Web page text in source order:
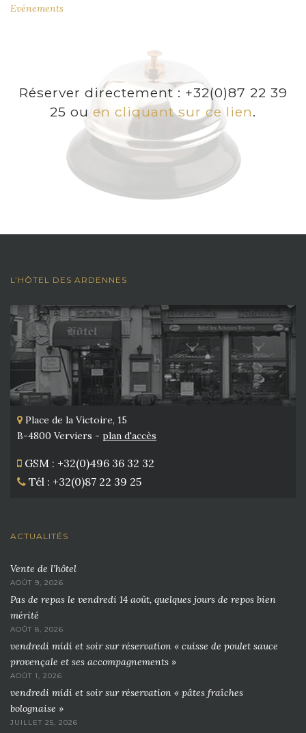
Evénements
Réserver directement : +32(0)87 22 39
25 ou en cliquant sur ce lien.
L’HÔTEL DES ARDENNES
Place de la Victoire, 15
B-4800 Verviers - plan d'accès
GSM : +32(0)496 36 32 32
Tél : +32(0)87 22 39 25
ACTUALITÉS
Vente de l’hôtel
AOÛT 9, 2026
Pas de repas le vendredi 14 août, quelques jours de repos bien
mérité
AOÛT 8, 2026
vendredi midi et soir sur réservation « cuisse de poulet sauce
provençale et ses accompagnements »
AOÛT 1, 2026
vendredi midi et soir sur réservation « pâtes fraîches
bolognaise »
JUILLET 25, 2026